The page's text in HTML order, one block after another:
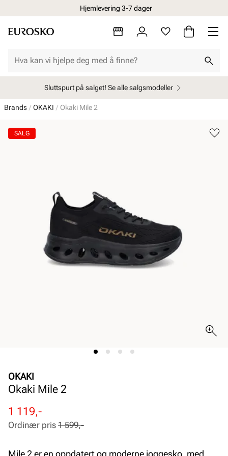
Hjemlevering 3-7 dager
Sluttspurt på salget! Se alle salgsmodeller
Brands OKAKI Okaki Mile 2
SALG
OKAKI
Okaki Mile 2
Rabattert
pris
1 119,-
Ordinær
pris
Ordinær pris 1 599,-
Mile 2 er en oppdatert og moderne joggesko, med